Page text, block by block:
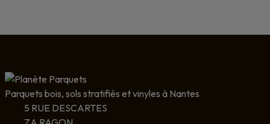
Parquets bois, sols stratifiés et vinyles à Nantes
5 RUE DESCARTES